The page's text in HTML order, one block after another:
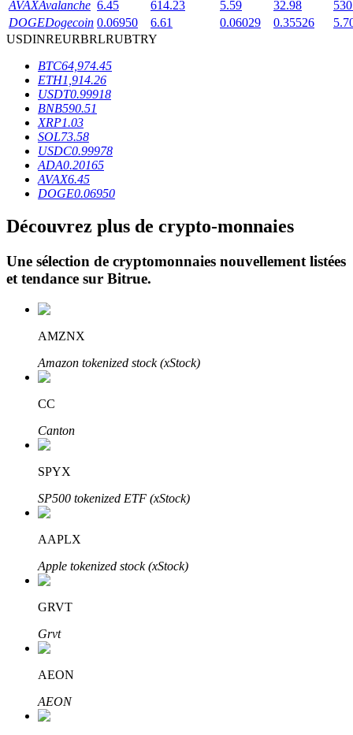
Prêts
Service d'emprunt adossé à des cryptomonnaies
Investissement automobile
Obtenez des bénéfices à long terme et des intérêts flexibles
Bitrue
Partenaires Bitrue
AVAXAvalanche 6.45 614.23 5.59 32.98
DOGEDogecoin 0.06950 6.61 0.06029 0.35526
USDINREURBRLRUBTRY
BTC64,974.45
ETH1,914.26
USDT0.99918
BNB590.51
XRP1.03
SOL73.58
USDC0.99978
ADA0.20165
AVAX6.45
DOGE0.06950
Découvrez plus de crypto-monnaies
Une sélection de cryptomonnaies nouvellement listées
et tendance sur Bitrue.
AMZNX
Amazon tokenized stock (xStock)
CC
Canton
SPYX
SP500 tokenized ETF (xStock)
AAPLX
Apple tokenized stock (xStock)
GRVT
Grvt
AEON
AEON